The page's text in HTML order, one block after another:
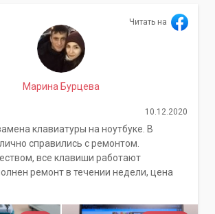
Читать на
Марина Бурцева
10.12.2020
клавиатуры на ноутбуке. В
справились с ремонтом.
все клавиши работают
ремонт в течении недели, цена